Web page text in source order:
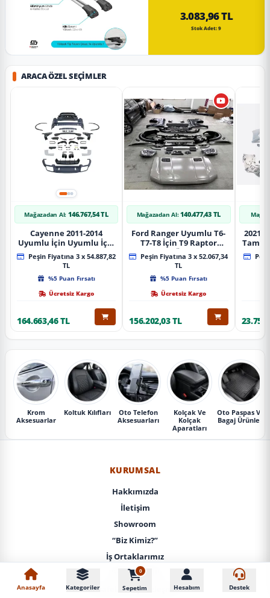
3.083,96 TL
Stok Adet: 9
ARACA ÖZEL SEÇIMLER
Mağazadan Al: 146.767,54 TL
Cayenne 2011-2014
Uyumlu İçin Uyumlu İçin
2019+ Bagaj Facelift
Parça
Peşin Fiyatına 3 x 54.887,82
TL
%5 Puan Fırsatı
Ücretsiz Kargo
164.663,46 TL
Mağazadan Al: 140.477,43 TL
Ford Ranger Uyumlu T6-
T7-T8 İçin T9 Raptor
Dönüşüm (Ön Arka Full)
Parça
Peşin Fiyatına 3 x 52.067,34
TL
%5 Puan Fırsatı
Ücretsiz Kargo
156.202,03 TL
2021+
Krom
Aksesuarlar
Koltuk Kılıfları
Oto Telefon
Aksesuarları
Kolçak Ve
Kolçak
Aparatları
Oto Paspas Ve
Bagaj Ürünleri
KURUMSAL
Hakkımızda
İletişim
Showroom
“Biz Kimiz?”
İş Ortaklarımız
KVKK / Gizlilik
Mesafeli Satış Sözleşmesi
Anasayfa Kategoriler
0
Sepetim Hesabım Destek